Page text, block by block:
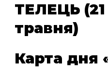
ТЕЛЕЦЬ (21
травня)
Карта дня